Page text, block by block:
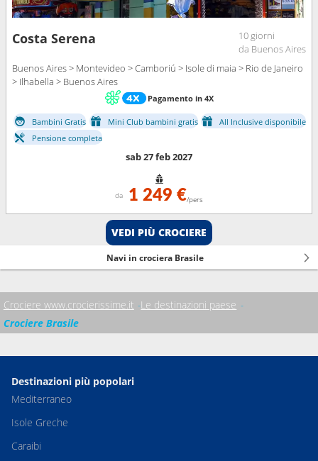
Costa Serena
10 giorni
da Buenos Aires
Buenos Aires > Montevideo > Camboriú > Isole di maia > Rio de Janeiro
> Ilhabella > Buenos Aires
Pagamento in 4X
Bambini Gratis Mini Club bambini gratis
All Inclusive disponibile
Pensione completa
sab 27 feb 2027
da 1 249 €/pers
VEDI PIÙ CROCIERE
Navi in crociera Brasile
Crociere www.crocierissime.it Le destinazioni paese
Crociere Brasile
Destinazioni più popolari
Mediterraneo
Isole Greche
Caraibi